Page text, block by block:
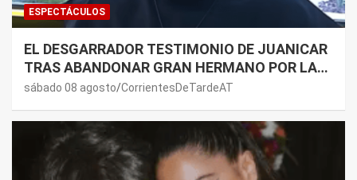
ESPECTÁCULOS
EL DESGARRADOR TESTIMONIO DE JUANICAR
TRAS ABANDONAR GRAN HERMANO POR LA
SALUD DE SU MAMÁ.
sábado 08 agosto CorrientesDeTardeAT